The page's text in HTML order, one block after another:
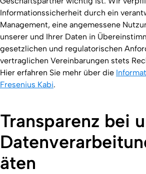
Informationssicherheit durch ein
Management, eine angemessene
unserer und Ihrer Daten in
gesetzlichen und regulatorischen
vertraglichen Vereinbarungen stets
Hier erfahren Sie mehr über die
Fresenius Kabi.
Transparenz bei
äten